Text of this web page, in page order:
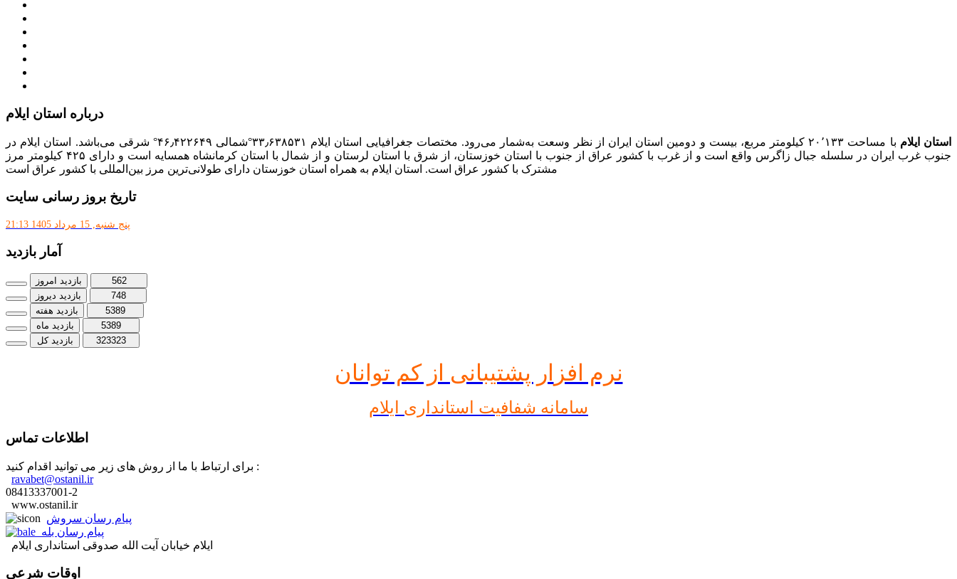
درباره استان ایلام
استان ایلام
با مساحت ۲۰٬۱۳۳ کیلومتر مربع، بیست و دومین استان ایران از نظر وسعت به‌شمار می‌رود. مختصات جغرافیایی استان ایلام ۳۳٫۶۳۸۵۳۱°شمالی ۴۶٫۴۲۲۶۴۹° شرقی می‌باشد. استان ایلام در
جنوب غرب ایران در سلسله جبال زاگرس واقع است و از غرب با کشور عراق از جنوب با استان خوزستان، از شرق با استان لرستان و از شمال با استان کرمانشاه همسایه است و دارای ۴۲۵ کیلومتر مرز
مشترک با کشور عراق است. استان ایلام به همراه استان خوزستان دارای طولانی‌ترین مرز بین‌المللی با کشور عراق است
تاریخ بروز رسانی سایت
پنج شنبه, 15 مرداد 1405 21:13
آمار بازدید
بازدید امروز
562
بازدید دیروز
748
بازدید هفته
5389
بازدید ماه
5389
بازدید کل
323323
نرم افز ار پشتیبانی از کم توانان
سامانه شفافیت استانداری ایلام
اطلاعات تماس
برای ارتباط با ما از روش های زیر می توانید اقدام کنید :
ravabet@ostanil.ir
08413337001-2
www.ostanil.ir
پیام رسان سروش
پیام رسان بله
ایلام خیابان آیت الله صدوقی استانداری ایلام
اوقات شرعی